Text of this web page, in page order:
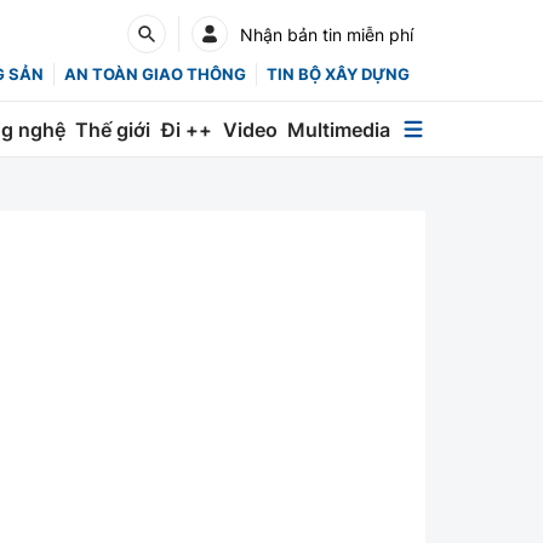
Nhận bản tin miễn phí
SẢN AN TOÀN GIAO THÔNG TIN BỘ XÂY DỰNG
nghệ Thế giới Đi ++ Video Multimedia